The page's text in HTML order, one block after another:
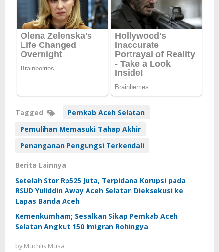
Tagged
Pemkab Aceh Selatan
Pemulihan Memasuki Tahap Akhir
Penanganan Pengungsi Terkendali
Berita Lainnya
Setelah Stor Rp525 Juta, Terpidana Korupsi pada
RSUD Yuliddin Away Aceh Selatan Dieksekusi ke
Lapas Banda Aceh
Kemenkumham; Sesalkan Sikap Pemkab Aceh
Selatan Angkut 150 Imigran Rohingya
by Muchlis Musa